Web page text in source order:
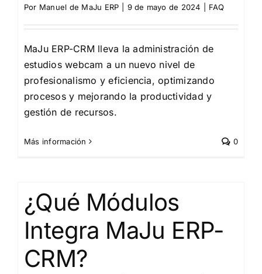
Por Manuel de MaJu ERP 9 de mayo de 2024 FAQ
MaJu ERP-CRM lleva la administración de
estudios webcam a un nuevo nivel de
profesionalismo y eficiencia, optimizando
procesos y mejorando la productividad y
gestión de recursos.
Más información 0
¿Qué Módulos
Integra MaJu ERP-
CRM?